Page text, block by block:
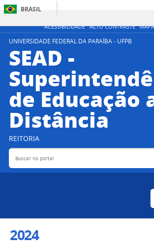
ACESSIBILIDADE ALTO CONTRASTE
BRASIL
Acesso
UNIVERSIDADE FEDERAL DA PARAÍBA - UFPB
SEAD -
de Educação
Distância
REITORIA
Buscar no portal
2024